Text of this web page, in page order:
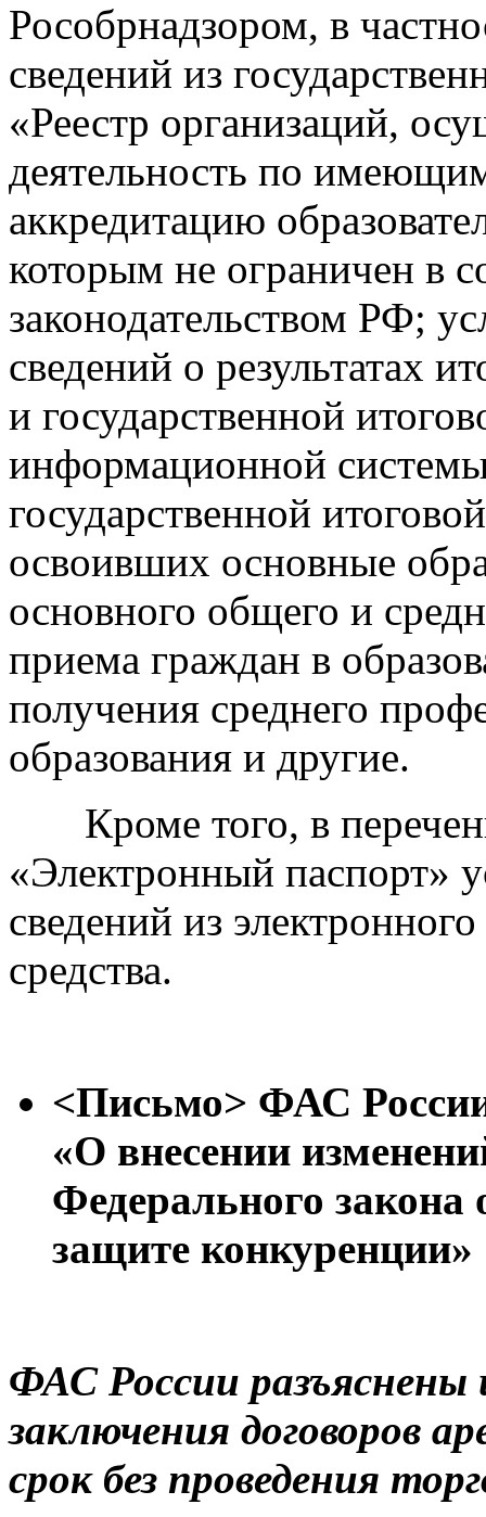
Рособрнадзором, в
сведений из
«Реестр организаций,
деятельность по
аккредитацию
которым не ограничен в
законодательством РФ;
сведений о результатах
и государственной
информационной
государственной
освоивших основные
основного общего и
приема граждан в
получения среднего
образования и другие.
Кроме того, в
«Электронный паспорт»
сведений из
средства.
<Письмо> ФАС
«О внесении
Федерального
защите конкуренции»
ФАС России разъяснены
заключения договоров
срок без проведения